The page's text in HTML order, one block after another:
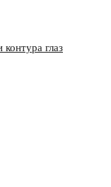
глаз